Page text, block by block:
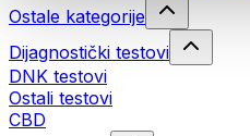
Ostale kategorije
Dijagnostički testovi
DNK testovi
Ostali testovi
CBD